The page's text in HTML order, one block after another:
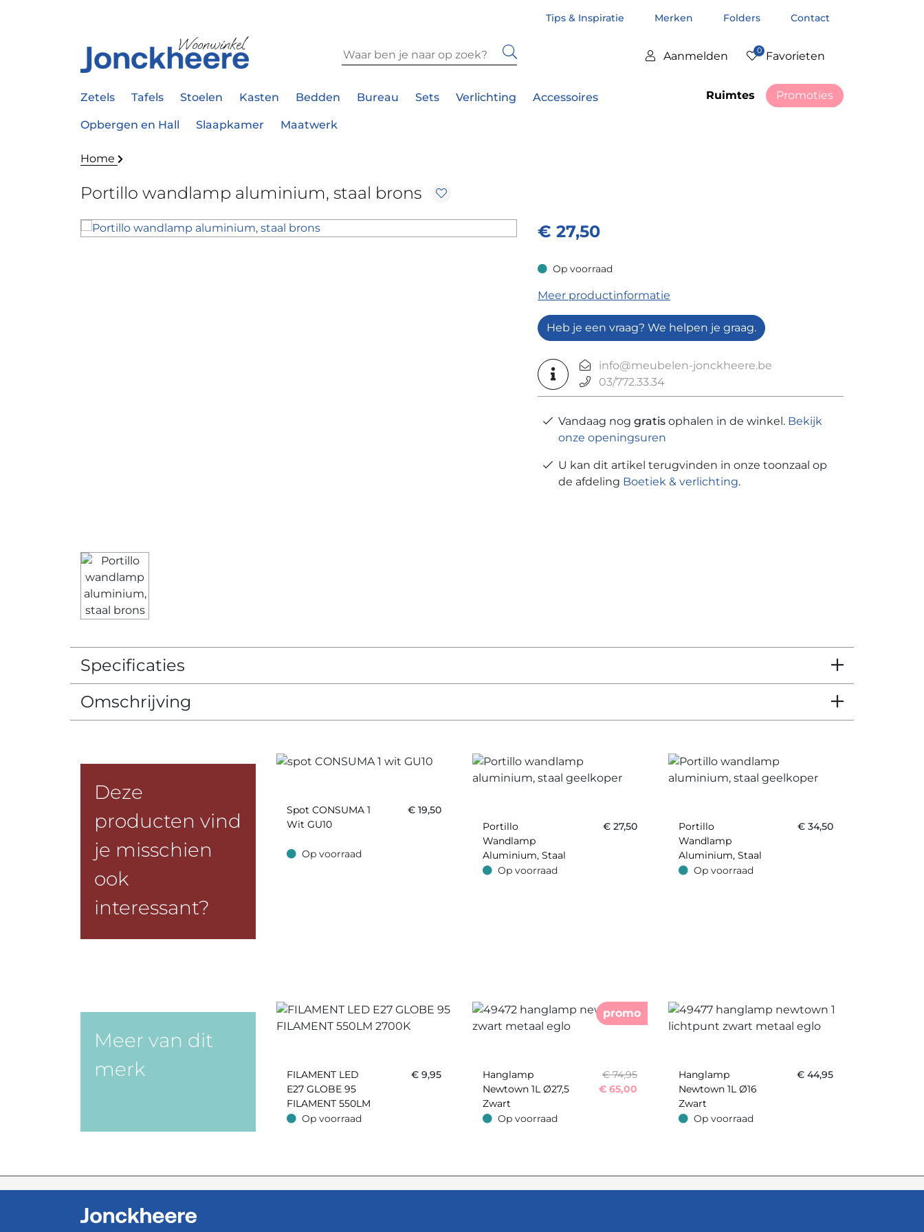
Tips & Inspiratie Merken Folders Contact
Aanmelden 0 Favorieten
Zetels Tafels Stoelen Kasten Bedden Bureau Sets Verlichting Accessoires
Opbergen en Hall Slaapkamer Maatwerk
Ruimtes Promoties
Home
Portillo wandlamp aluminium, staal brons
€ 27,50
Op voorraad
Op voorraad
Meer productinformatie
Heb je een vraag? We helpen je graag.
info@meubelen-jonckheere.be
03/772.33.34
Vandaag nog gratis ophalen in de winkel. Bekijk
onze openingsuren
U kan dit artikel terugvinden in onze toonzaal op
de afdeling Boetiek & verlichting.
Specificaties
Omschrijving
Deze
producten vind
je misschien
ook
interessant?
Spot CONSUMA 1
Wit GU10
€ 19,50
Op voorraad
Op voorraad
Portillo
Wandlamp
Aluminium, Staal
Geelkoper
€ 27,50
Op voorraad
Op voorraad
Portillo
Wandlamp
Aluminium, Staal
Geelkoper
€ 34,50
Op voorraad
Op voorraad
Meer van dit
merk
FILAMENT LED
E27 GLOBE 95
FILAMENT 550LM
2700K
€ 9,95
Op voorraad
Op voorraad
promo
Hanglamp
Newtown 1L Ø27,5
Zwart
€ 74,95
€ 65,00
Op voorraad
Op voorraad
Hanglamp
Newtown 1L Ø16
Zwart
€ 44,95
Op voorraad
Op voorraad